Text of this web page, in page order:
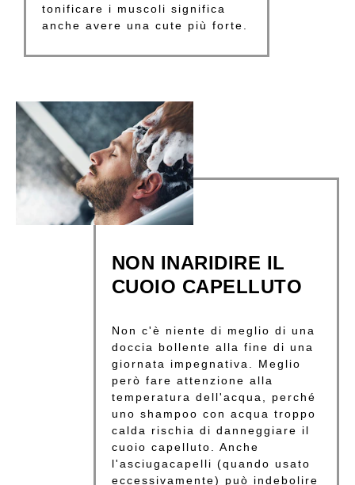
tonificare i muscoli significa
anche avere una cute più forte.
NON INARIDIRE IL
CUOIO CAPELLUTO
Non c'è niente di meglio di una
doccia bollente alla fine di una
giornata impegnativa. Meglio
però fare attenzione alla
temperatura dell'acqua, perché
uno shampoo con acqua troppo
calda rischia di danneggiare il
cuoio capelluto. Anche
l'asciugacapelli (quando usato
eccessivamente) può indebolire